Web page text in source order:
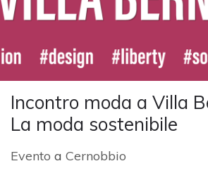
Incontro moda a Villa
La moda sostenibile
Evento a Cernobbio